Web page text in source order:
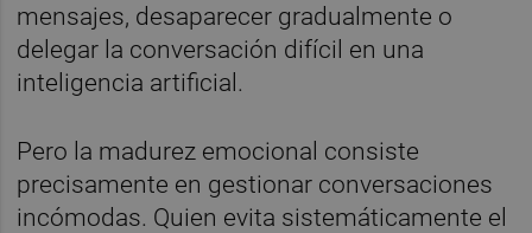
mensajes, desaparecer gradualmente o
delegar la conversación difícil en una
inteligencia artificial.
Pero la madurez emocional consiste
precisamente en gestionar conversaciones
incómodas. Quien evita sistemáticamente el